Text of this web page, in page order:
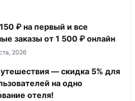
₽ на первый и все
заказы от 1 500 ₽ онлайн
2026
— скидка 5% для
на одно
отеля!